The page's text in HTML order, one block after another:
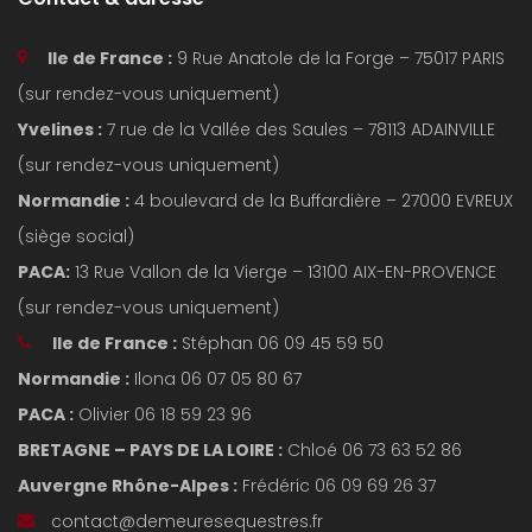
Ile de France : 9 Rue Anatole de la Forge – 75017 PARIS
(sur rendez-vous uniquement)
Yvelines : 7 rue de la Vallée des Saules – 78113 ADAINVILLE
(sur rendez-vous uniquement)
Normandie : 4 boulevard de la Buffardière – 27000 EVREUX
(siège social)
PACA: 13 Rue Vallon de la Vierge – 13100 AIX-EN-PROVENCE
(sur rendez-vous uniquement)
Ile de France : Stéphan 06 09 45 59 50
Normandie : Ilona 06 07 05 80 67
PACA : Olivier 06 18 59 23 96
BRETAGNE – PAYS DE LA LOIRE : Chloé 06 73 63 52 86
Auvergne Rhône-Alpes : Frédéric 06 09 69 26 37
contact@demeuresequestres.fr